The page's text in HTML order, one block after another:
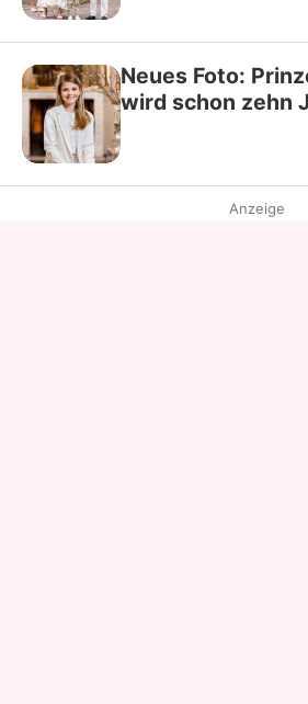
Neues Foto:
wird schon zehn
Anzeige